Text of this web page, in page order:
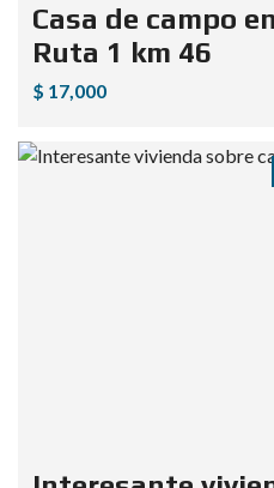
Casa de campo
Ruta 1 km 46
$ 17,000